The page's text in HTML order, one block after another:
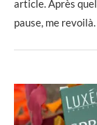
article. Après
pause, me